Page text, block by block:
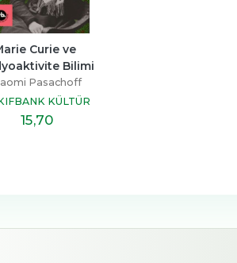
Sevmedin
Curie ve
Bilimi
Pasachoff
KÜLTÜR
YAYINLARI
15,70